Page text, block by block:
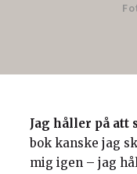
Jag håller på att
bok kanske jag
mig igen – jag